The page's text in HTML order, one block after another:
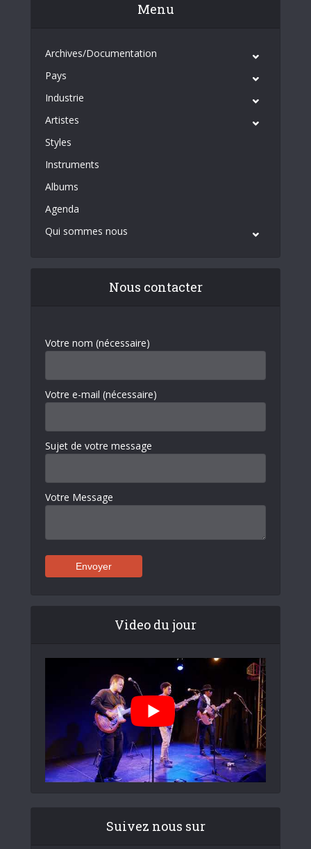
Menu
Archives/Documentation
Pays
Industrie
Artistes
Styles
Instruments
Albums
Agenda
Qui sommes nous
Nous contacter
Votre nom (nécessaire)
Votre e-mail (nécessaire)
Sujet de votre message
Votre Message
Video du jour
Suivez nous sur